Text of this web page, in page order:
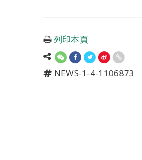
列印本頁
NEWS-1-4-1106873